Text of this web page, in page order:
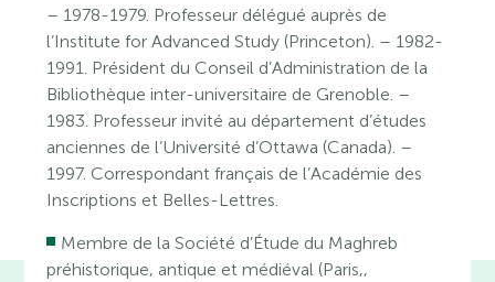
– 1978-1979. Professeur délégué auprès de
l’Institute for Advanced Study (Princeton). – 1982-
1991. Président du Conseil d’Administration de la
Bibliothèque inter-universitaire de Grenoble. –
1983. Professeur invité au département d’études
anciennes de l’Université d’Ottawa (Canada). –
1997. Correspondant français de l’Académie des
Inscriptions et Belles-Lettres.
Membre de la Société d’Étude du Maghreb
préhistorique, antique et médiéval (Paris,,